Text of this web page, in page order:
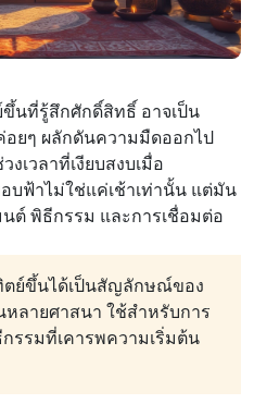
ขึ้นที่รู้สึกศักดิ์สิทธิ์ อาจเป็น
อยๆ ผลักดันความมืดออกไป
เวลาที่เงียบสงบเมื่อ
บฟ้าไม่ใช่แค่เช้าเท่านั้น แต่มัน
พิธีกรรม และการเชื่อมต่อ
ตย์ขึ้นได้เป็นสัญลักษณ์ของ
หลายศาสนา ใช้สำหรับการ
รรมที่เคารพความเริ่มต้น